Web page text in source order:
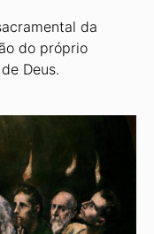
da
do próprio
Deus.